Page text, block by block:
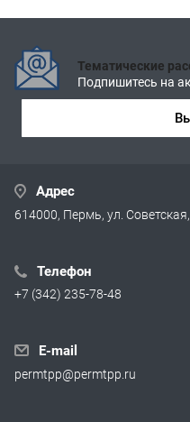
Тематические
Подпишитесь на
Адрес
614000, Пермь, ул.
Телефон
+7 (342) 235-78-48
E-mail
permtpp@permtpp.ru